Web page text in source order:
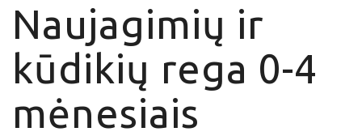
Naujagimių ir
kūdikių rega 0-4
mėnesiais